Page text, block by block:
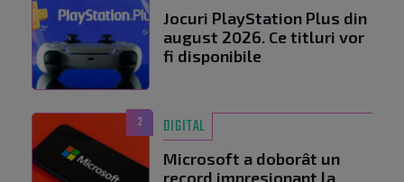
Jocuri PlayStation Plus din
august 2026. Ce titluri vor
fi disponibile
2 DIGITAL
Microsoft a doborât un
record impresionant la